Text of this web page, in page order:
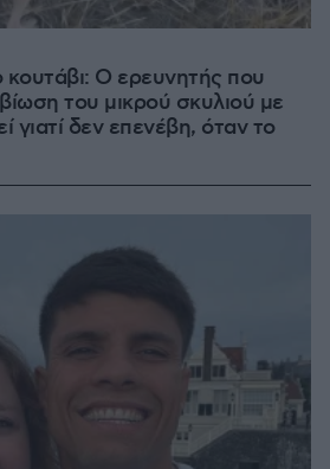
κουτάβι: Ο ερευνητής που
του μικρού σκυλιού με
γιατί δεν επενέβη, όταν το